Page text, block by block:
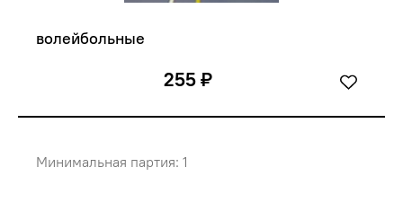
волейбольные
255 ₽
Минимальная партия: 1